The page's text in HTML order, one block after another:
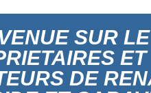
SUR
ET
DE